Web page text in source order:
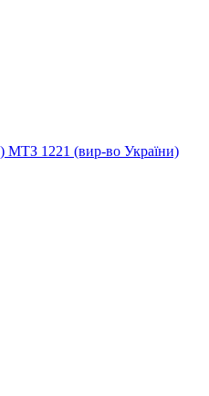
МТЗ 1221 (вир-во України)